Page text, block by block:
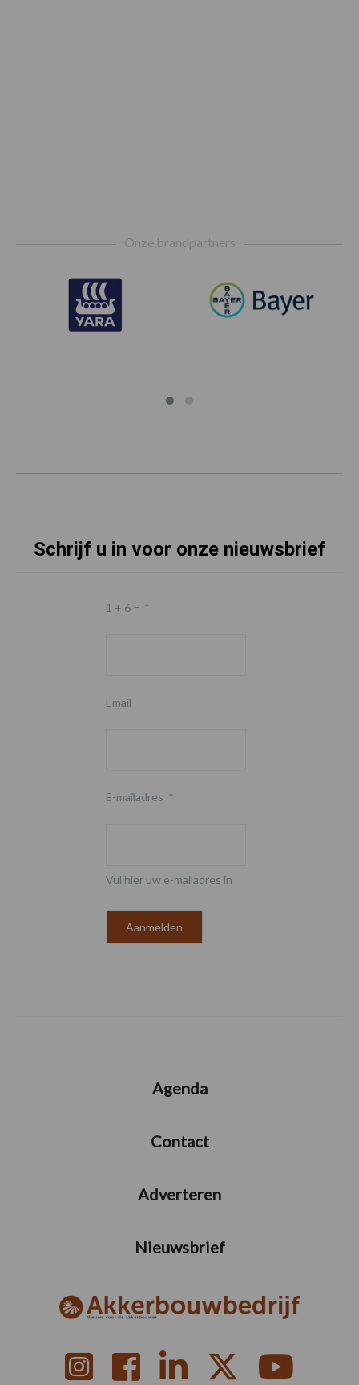
Onze brandpartners
Schrijf u in voor onze nieuwsbrief
1 + 6 = *
Email
E-mailadres *
Vul hier uw e-mailadres in
Agenda
Contact
Adverteren
Nieuwsbrief